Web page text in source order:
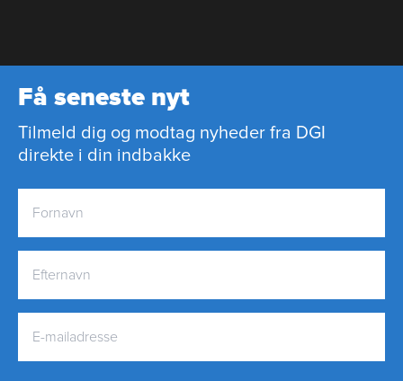
Få seneste nyt
Tilmeld dig og modtag nyheder fra DGI
direkte i din indbakke